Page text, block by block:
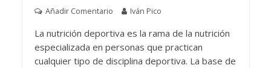
Añadir Comentario Iván Pico
La nutrición deportiva es la rama de la nutrición
especializada en personas que practican
cualquier tipo de disciplina deportiva. La base de